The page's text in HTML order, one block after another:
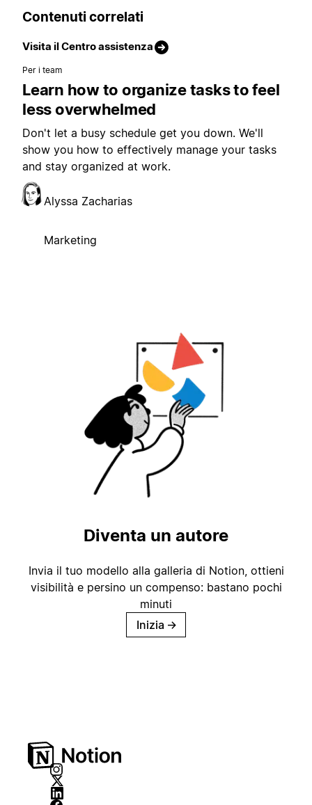
Contenuti correlati
Visita il Centro assistenza
Per i team
Learn how to organize tasks to feel
less overwhelmed
Don't let a busy schedule get you down. We'll
show you how to effectively manage your tasks
and stay organized at work.
Alyssa Zacharias
Marketing
Diventa un autore
Invia il tuo modello alla galleria di Notion, ottieni
visibilità e persino un compenso: bastano pochi
minuti
Inizia →